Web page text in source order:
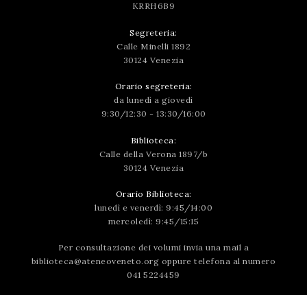
KRRH6B9
Segreteria:
Calle Minelli 1892
30124 Venezia
Orario segreteria:
da lunedì a giovedì
9:30/12:30 - 13:30/16:00
Biblioteca:
Calle della Verona 1897/b
30124 Venezia
Orario Biblioteca:
lunedì e venerdì: 9:45/14:00
mercoledì: 9:45/15:15
Per consultazione dei volumi invia una mail a
biblioteca@ateneoveneto.org oppure telefona al numero
041 5224459